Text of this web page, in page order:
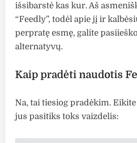
išsibarstė kas kur. Aš
“Feedly”, todėl apie jį ir
perpratę esmę, galite
alternatyvų.
Kaip pradėti naudotis
Na, tai tiesiog pradėkim.
jus pasitiks toks vaizdelis: